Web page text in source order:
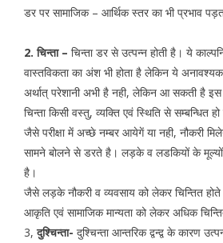
डर पर सामाजिक – आर्थिक स्तर का भी प्रभाव
2. चिन्ता – चिन्ता डर से उत्पन्न होती है। ये
वास्तविकता का अंश भी होता है लेकिन ये
अर्थात् परेशानी अभी है नही, लेकिन आ सकती है इस
चिन्ता किसी वस्तु, व्यक्ति एवं स्थिति से सम्बन्धित
जैसे परीक्षा में अच्छे नम्बर आयेगें या नही, नौकरी
सामने बोलने से डरते है। लड़के व लडकियों के
है।
जैसे लड़के नौकरी व व्यवसाय को लेकर चिन्तित
आकृति एवं सामाजिक मान्यता को लेकर अधिक
3,दुश्चिन्ता- दुश्चिन्ता आन्तरिक द्वन्द्व के कारण